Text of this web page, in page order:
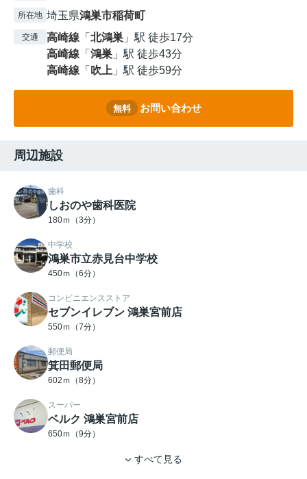
所在地 埼玉県鴻巣市稲荷町
交通 高崎線 「 北鴻巣 」駅 徒歩17分
高崎線 「 鴻巣 」駅 徒歩43分
高崎線 「 吹上 」駅 徒歩59分
無料 お問い合わせ
周辺施設
歯科
しおのや歯科医院
180ｍ（3分）
中学校
鴻巣市立赤見台中学校
450ｍ（6分）
コンビニエンスストア
セブンイレブン 鴻巣宮前店
550ｍ（7分）
郵便局
箕田郵便局
602ｍ（8分）
スーパー
ベルク 鴻巣宮前店
650ｍ（9分）
すべて見る